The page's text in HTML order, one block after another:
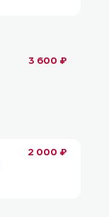
3 600 ₽
2 000 ₽